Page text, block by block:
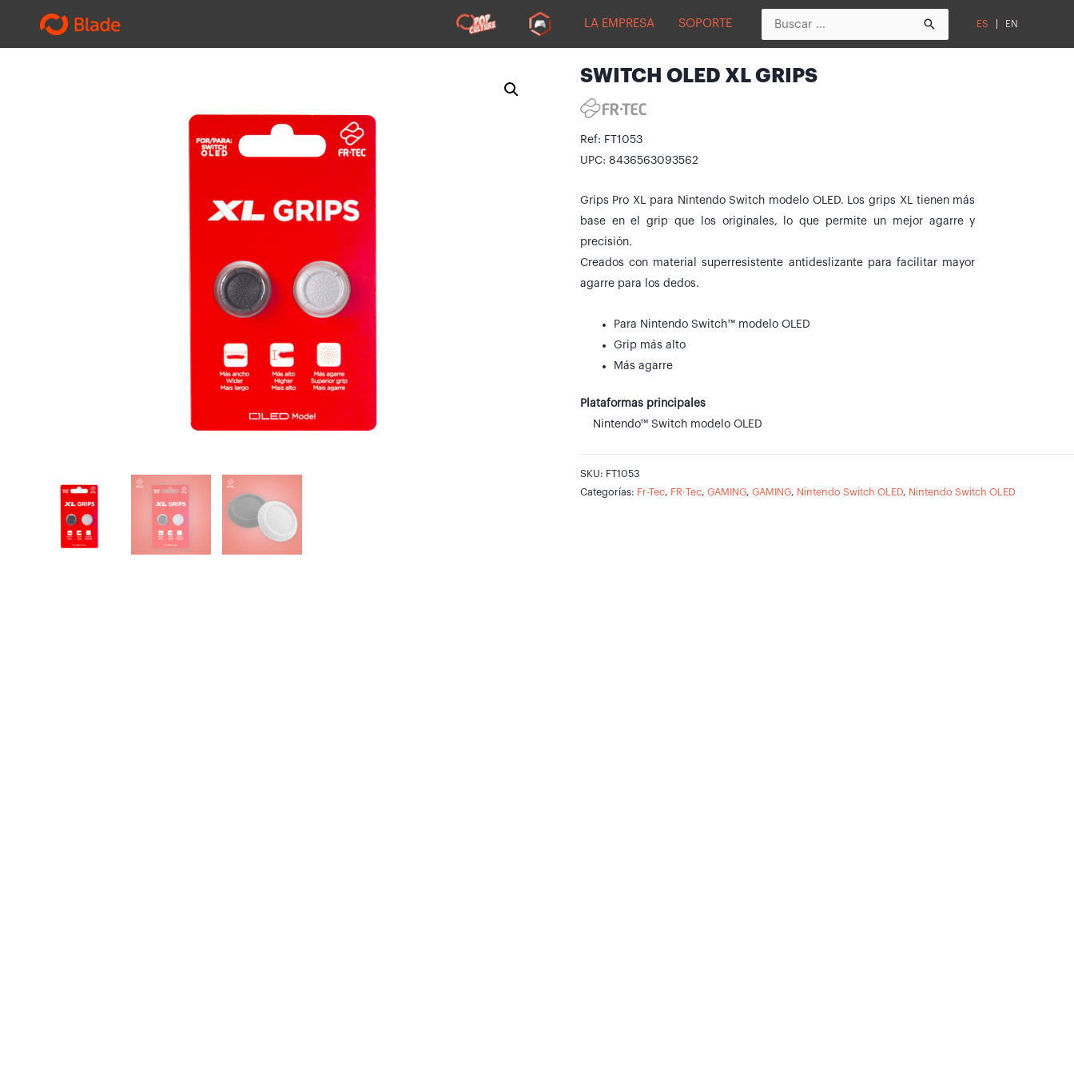
LA EMPRESA SOPORTE
Buscar
ES EN
SWITCH OLED XL GRIPS
Ref: FT1053
UPC: 8436563093562
Grips Pro XL para Nintendo Switch modelo OLED. Los grips XL tienen más
base en el grip que los originales, lo que permite un mejor agarre y
precisión.
Creados con material superresistente antideslizante para facilitar mayor
agarre para los dedos.
Para Nintendo Switch™ modelo OLED
Grip más alto
Más agarre
Plataformas principales
Nintendo™ Switch modelo OLED
SKU: FT1053
Categorías: Fr-Tec, FR·Tec, GAMING, GAMING, Nintendo Switch OLED, Nintendo Switch OLED